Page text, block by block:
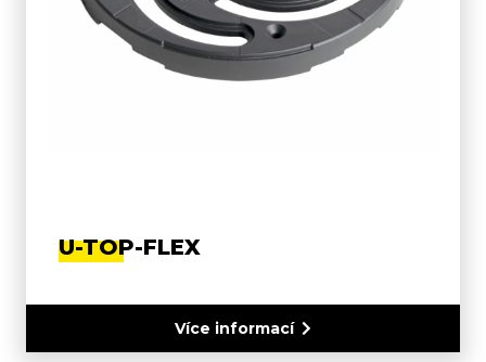
U-TOP-FLEX
Více informací